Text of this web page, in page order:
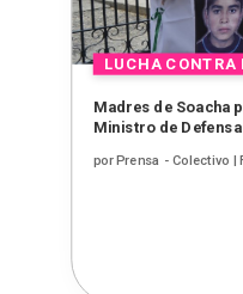
Madres de Soacha
Ministro de Defensa
porPrensa - Colectivo |